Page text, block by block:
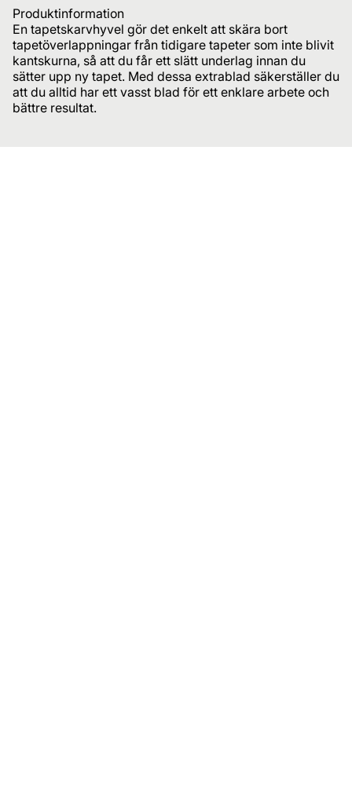
Produktinformation
En tapetskarvhyvel gör det enkelt att skära bort
tapetöverlappningar från tidigare tapeter som inte blivit
kantskurna, så att du får ett slätt underlag innan du
sätter upp ny tapet. Med dessa extrablad säkerställer du
att du alltid har ett vasst blad för ett enklare arbete och
bättre resultat.